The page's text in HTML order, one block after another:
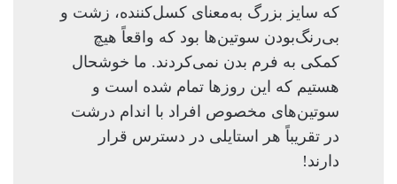
که سایز بزرگ به‌معنای کسل‌کننده، زشت و
بی‌رنگ‌بودن سوتین‌ها بود که واقعاً هیچ
کمکی به فرم بدن نمی‌کردند. ما خوشحال
هستیم که این روزها تمام شده است و
سوتین‌های مخصوص افراد با اندام درشت
در تقریباً هر استایلی در دسترس قرار
دارند!